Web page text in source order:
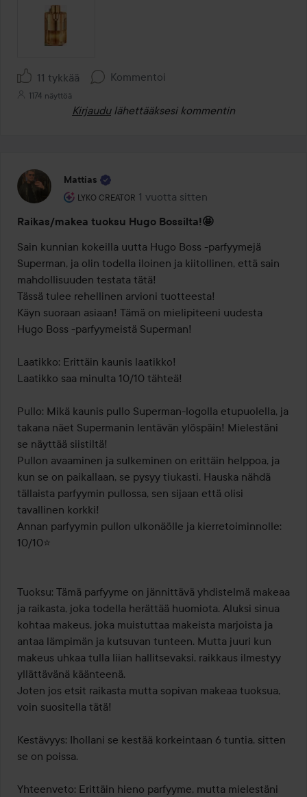
11 tykkää Kommentoi
1174 näyttöä
Kirjaudu lähettääksesi kommentin
Mattias
LYKO CREATOR
Käyttäjän rooli: Lyko Creator.
1 vuotta sitten
Viesti luotiin 1 vuotta sitten
Raikas/makea tuoksu Hugo Bossilta!🤩
Sain kunnian kokeilla uutta Hugo Boss -parfyymejä
Superman, ja olin todella iloinen ja kiitollinen, että sain
mahdollisuuden testata tätä!
Tässä tulee rehellinen arvioni tuotteesta!
Käyn suoraan asiaan! Tämä on mielipiteeni uudesta
Hugo Boss -parfyymeistä Superman!
Laatikko: Erittäin kaunis laatikko!
Laatikko saa minulta 10/10 tähteä!
Pullo: Mikä kaunis pullo Superman-logolla etupuolella, ja
takana näet Supermanin lentävän ylöspäin! Mielestäni
se näyttää siistiltä!
Pullon avaaminen ja sulkeminen on erittäin helppoa, ja
kun se on paikallaan, se pysyy tiukasti. Hauska nähdä
tällaista parfyymin pullossa, sen sijaan että olisi
tavallinen korkki!
Annan parfyymin pullon ulkonäölle ja kierretoiminnolle:
10/10⭐️
Tuoksu: Tämä parfyyme on jännittävä yhdistelmä makeaa
ja raikasta, joka todella herättää huomiota. Aluksi sinua
kohtaa makeus, joka muistuttaa makeista marjoista ja
antaa lämpimän ja kutsuvan tunteen. Mutta juuri kun
makeus uhkaa tulla liian hallitsevaksi, raikkaus ilmestyy
yllättävänä käänteenä.
Joten jos etsit raikasta mutta sopivan makeaa tuoksua,
voin suositella tätä!
Kestävyys: Ihollani se kestää korkeintaan 6 tuntia, sitten
se on poissa.
Yhteenveto: Erittäin hieno parfyyme, mutta mielestäni